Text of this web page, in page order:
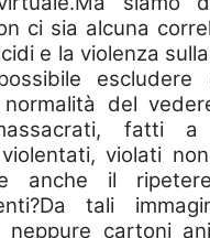
ci sia alcuna
e la violenza
del
fatti a
violati
anche il
tali
neppure cartoni